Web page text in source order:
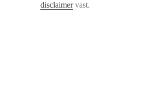
disclaimervast.